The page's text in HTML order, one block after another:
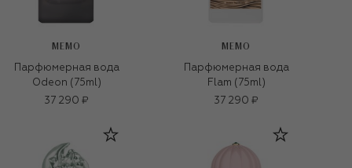
MEMO
Парфюмерная вода
Odeon (75ml)
37 290 ₽
MEMO
Парфюмерная вода
Flam (75ml)
37 290 ₽